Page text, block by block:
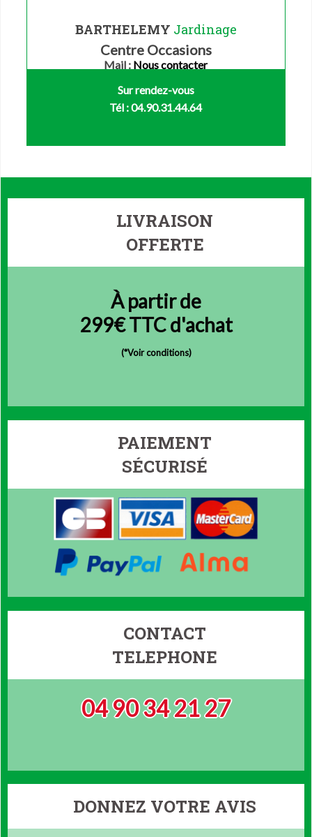
BARTHELEMY Jardinage
Centre Occasions
Mail : Nous contacter
Sur rendez-vous
Tél : 04.90.31.44.64
LIVRAISON
OFFERTE
À partir de
299€ TTC d'achat
(*Voir conditions)
PAIEMENT
SÉCURISÉ
CONTACT
TELEPHONE
04 90 34 21 27
DONNEZ VOTRE AVIS